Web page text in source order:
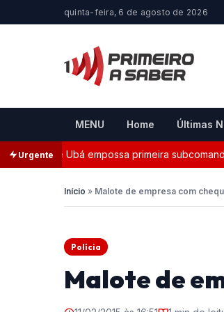
quinta-feira, 6 de agosto de 2026
MENU Home Últimas
Urgente
Civil de Ubá empossa primeira
Início » Malote de empresa com
Polícia
Malote de